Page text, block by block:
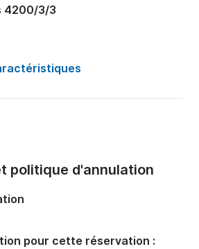
4200/3/3
8 personnes
bains:
90cv
politique d'annulation
pour cette réservation :